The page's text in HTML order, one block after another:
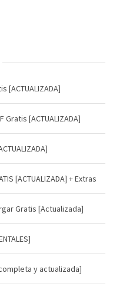
[ACTUALIZADA]
Gratis [ACTUALIZADA]
[ACTUALIZADA] + Extras
Gratis [Actualizada]
y actualizada]